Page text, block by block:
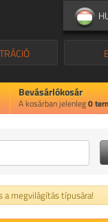
Bevásárlókosár
A kosárban jelenleg0
megvilágítás típusára!